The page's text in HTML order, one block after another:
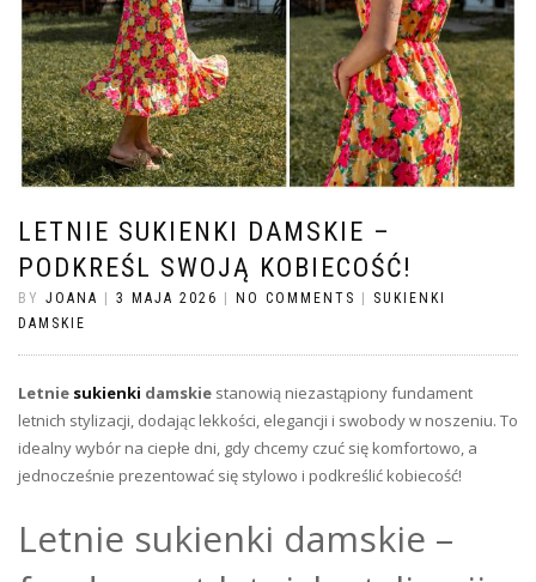
LETNIE SUKIENKI DAMSKIE –
PODKREŚL SWOJĄ KOBIECOŚĆ!
BY JOANA 3 MAJA 2026 NO COMMENTS
SUKIENKI
DAMSKIE
Letnie sukienki damskie stanowią niezastąpiony fundament
letnich stylizacji, dodając lekkości, elegancji i swobody w noszeniu. To
idealny wybór na ciepłe dni, gdy chcemy czuć się komfortowo, a
jednocześnie prezentować się stylowo i podkreślić kobiecość!
Letnie sukienki damskie –